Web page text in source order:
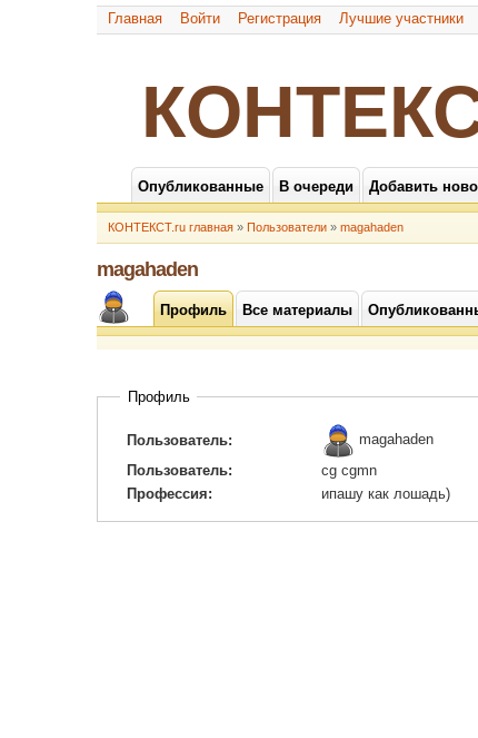
Главная Войти Регистрация Лучшие участники
Опубликованные В очереди Добавить
КОНТЕКСТ.ru главная »Пользователи »magahaden
magahaden
Профиль Все материалы
Профиль
Пользователь:
magahaden
Пользователь:
cg cgmn
Профессия:
ипашу как лошадь)